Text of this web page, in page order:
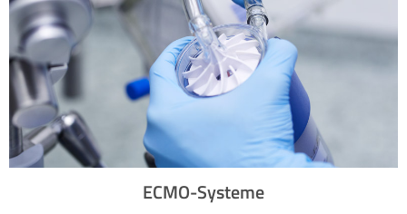
ECMO-Systeme